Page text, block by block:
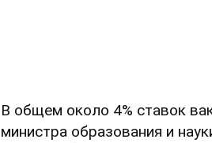
В общем около 4% ставок
министра образования и